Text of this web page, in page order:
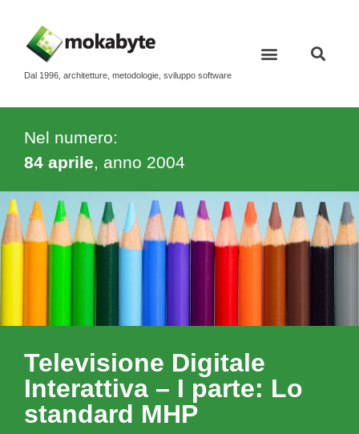
Dal 1996, architetture, metodologie, sviluppo software
Nel numero:
84 aprile, anno 2004
Televisione Digitale
Interattiva – I parte: Lo
standard MHP